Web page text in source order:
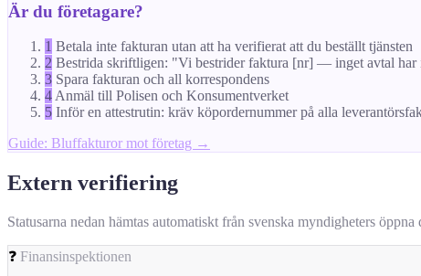
Är du företagare?
1 Betala inte fakturan utan att ha verifierat att du beställt tjänsten
2 Bestrida skriftligen: "Vi bestrider faktura [nr] — inget avtal har
3 Spara fakturan och all korrespondens
4 Anmäl till Polisen och Konsumentverket
5 Inför en attestrutin: kräv köpordernummer på alla
Guide: Bluffakturor mot företag →
Extern verifiering
Statusarna nedan hämtas automatiskt från svenska myndigheters
❓ Finansinspektionen